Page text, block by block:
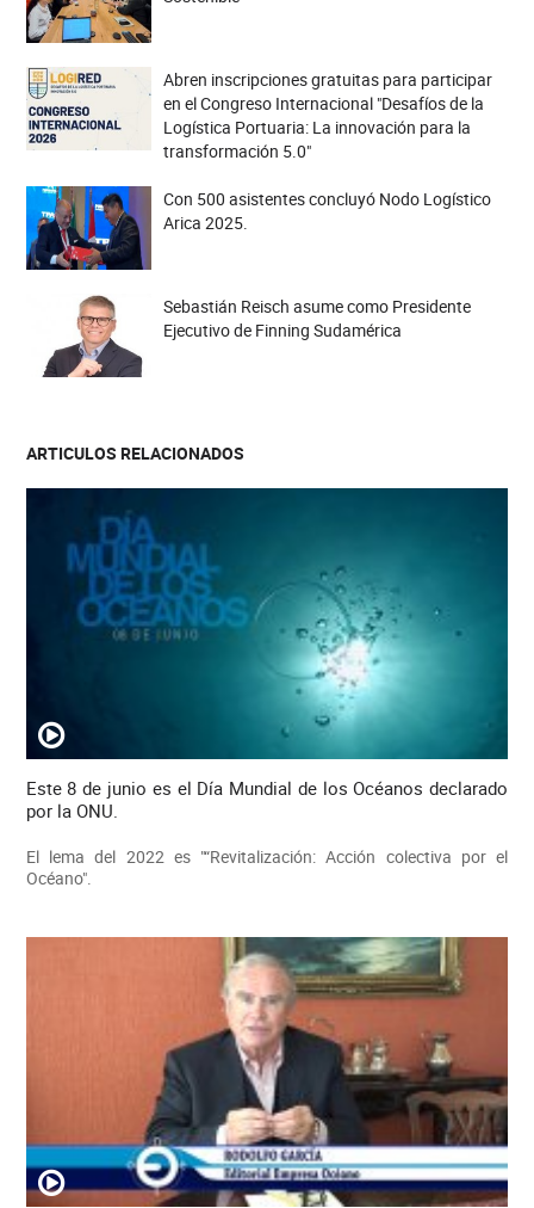
Abren inscripciones gratuitas para participar
en el Congreso Internacional "Desafíos de la
Logística Portuaria: La innovación para la
transformación 5.0"
Con 500 asistentes concluyó Nodo Logístico
Arica 2025.
Sebastián Reisch asume como Presidente
Ejecutivo de Finning Sudamérica
ARTICULOS RELACIONADOS
Este 8 de junio es el Día Mundial de los Océanos declarado
por la ONU.
El lema del 2022 es "“Revitalización: Acción colectiva por el
Océano".